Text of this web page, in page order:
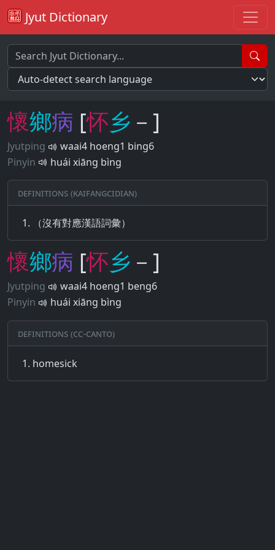
Jyut Dictionary
懷鄉病 [怀乡 －]
Jyutping
waai4 hoeng1 bing6
Pinyin
huái xiāng bìng
Definitions (Kaifangcidian)
（沒有對應漢語詞彙）
懷鄉病 [怀乡 －]
Jyutping
waai4 hoeng1 beng6
Pinyin
huái xiāng bìng
Definitions (CC-CANTO)
homesick